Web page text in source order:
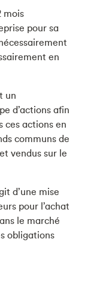
mois
pour sa
en
un
d’actions afin
ces actions en
communs de
vendus sur le
d’une mise
pour l’achat
le marché
obligations